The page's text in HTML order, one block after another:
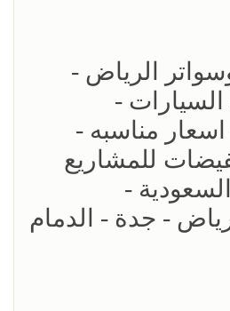
الرياض -
-
- اسعار مناسبه -
للمشاريع
السعودية -
- جدة - الدمام